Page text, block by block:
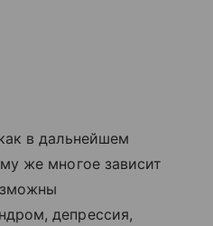
в дальнейшем
же многое зависит
депрессия,